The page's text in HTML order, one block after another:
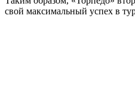
свой максимальный успех в